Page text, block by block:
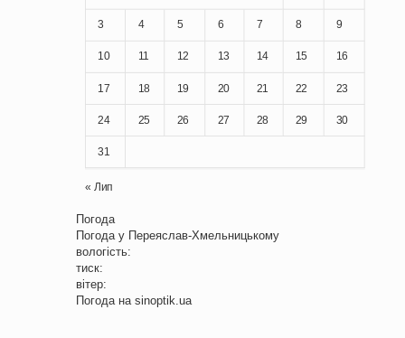
3 4 5 6 7 8 9
10 11 12 13 14 15 16
17 18 19 20 21 22 23
24 25 26 27 28 29 30
31
« Лип
Погода
Погода у Переяслав-Хмельницькому
вологість:
тиск:
вітер:
Погода на sinoptik.ua